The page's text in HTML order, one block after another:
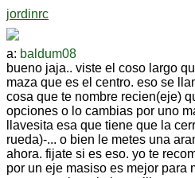
jordinrc
a: baldum08
bueno jaja.. viste el coso largo
maza que es el centro. eso se
cosa que te nombre recien(eje)
opciones o lo cambias por uno
llavesita esa que tiene que la
rueda)-... o bien le metes una
ahora. fijate si es eso. yo te
por un eje masiso es mejor para